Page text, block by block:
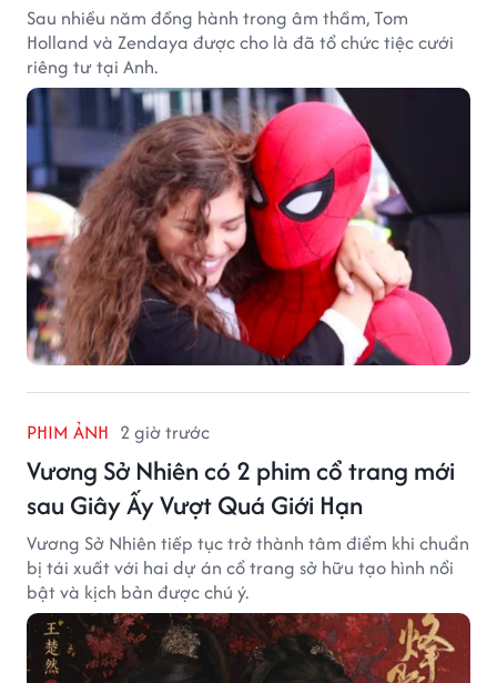
Sau nhiều năm đồng hành trong âm thầm, Tom
Holland và Zendaya được cho là đã tổ chức tiệc cưới
riêng tư tại Anh.
PHIM ẢNH 2 giờ trước
Vương Sở Nhiên có 2 phim cổ trang mới
sau Giây Ấy Vượt Quá Giới Hạn
Vương Sở Nhiên tiếp tục trở thành tâm điểm khi chuẩn
bị tái xuất với hai dự án cổ trang sở hữu tạo hình nổi
bật và kịch bản được chú ý.